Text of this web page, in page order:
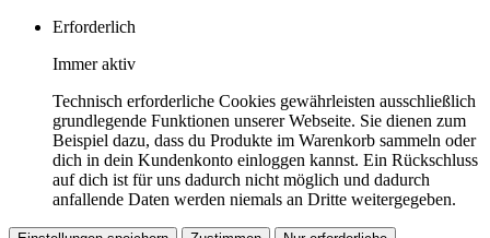
Erforderlich
Immer aktiv
Technisch erforderliche Cookies gewährleisten ausschließlich
grundlegende Funktionen unserer Webseite. Sie dienen zum
Beispiel dazu, dass du Produkte im Warenkorb sammeln oder
dich in dein Kundenkonto einloggen kannst. Ein Rückschluss
auf dich ist für uns dadurch nicht möglich und dadurch
anfallende Daten werden niemals an Dritte weitergegeben.